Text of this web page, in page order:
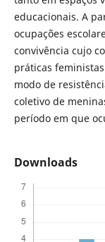
educacionais. A
ocupações
convivência cujo
práticas
modo de
coletivo de
período em que
Downloads